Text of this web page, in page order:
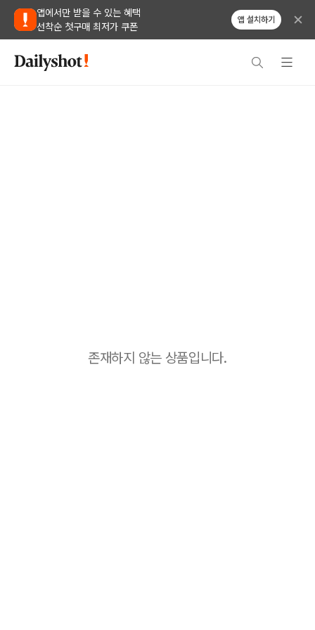
앱에서만 받을 수 있는 혜택
선착순 첫구매 최저가 쿠폰
앱 설치하기
존재하지 않는 상품입니다.